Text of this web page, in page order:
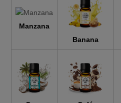
Manzana
Banana